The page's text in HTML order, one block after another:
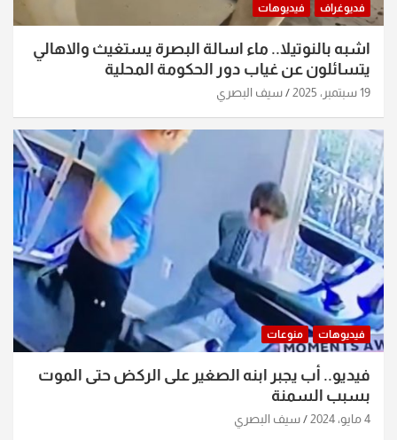
فديوغراف فيديوهات
اشبه بالنوتيلا.. ماء اسالة البصرة يستغيث والاهالي
يتسائلون عن غياب دور الحكومة المحلية
19 سبتمبر، 2025 سيف البصري
فيديوهات منوعات
فيديو.. أب يجبر ابنه الصغير على الركض حتى الموت
بسبب السمنة
4 مايو، 2024 سيف البصري